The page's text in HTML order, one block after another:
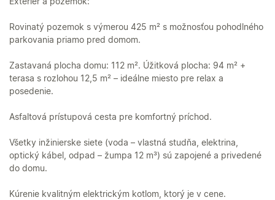
Rovinatý pozemok s výmerou 425 m² s možnosťou pohodlného
parkovania priamo pred domom.
Zastavaná plocha domu: 112 m². Úžitková plocha: 94 m² +
terasa s rozlohou 12,5 m² – ideálne miesto pre relax a
posedenie.
Asfaltová prístupová cesta pre komfortný príchod.
Všetky inžinierske siete (voda – vlastná studňa, elektrina,
optický kábel, odpad – žumpa 12 m³) sú zapojené a privedené
do domu.
Kúrenie kvalitným elektrickým kotlom, ktorý je v cene.